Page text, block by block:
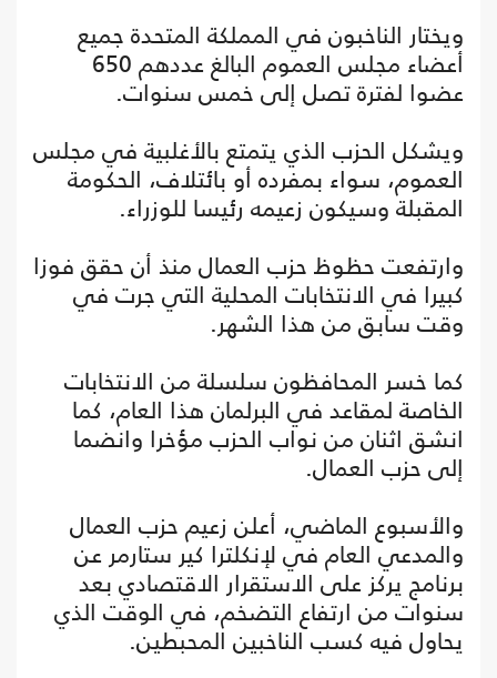
ويختار الناخبون في المملكة المتحدة جميع
أعضاء مجلس العموم البالغ عددهم 650
عضوا لفترة تصل إلى خمس سنوات.
ويشكل الحزب الذي يتمتع بالأغلبية في مجلس
العموم، سواء بمفرده أو بائتلاف، الحكومة
المقبلة وسيكون زعيمه رئيسا للوزراء.
وارتفعت حظوظ حزب العمال منذ أن حقق فوزا
كبيرا في الانتخابات المحلية التي جرت في
وقت سابق من هذا الشهر.
كما خسر المحافظون سلسلة من الانتخابات
الخاصة لمقاعد في البرلمان هذا العام، كما
انشق اثنان من نواب الحزب مؤخرا وانضما
إلى حزب العمال.
والأسبوع الماضي، أعلن زعيم حزب العمال
والمدعي العام في لإنكلترا كير ستارمر عن
برنامج يركز على الاستقرار الاقتصادي بعد
سنوات من ارتفاع التضخم، في الوقت الذي
يحاول فيه كسب الناخبين المحبطين.